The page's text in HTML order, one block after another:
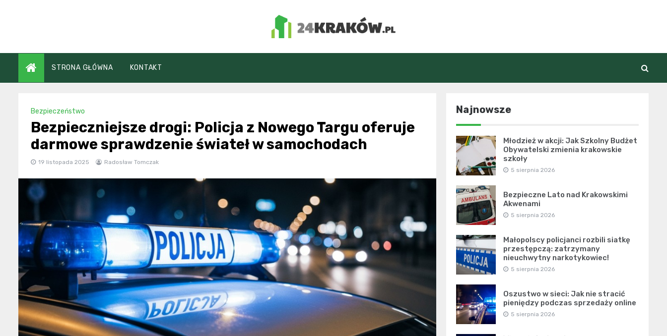
24Kraków.pl
STRONA GŁÓWNA KONTAKT
Bezpieczeństwo
Bezpieczniejsze drogi: Policja z Nowego Targu oferuje
darmowe sprawdzenie świateł w samochodach
19 listopada 2025 Radosław Tomczak
Najnowsze
Młodzież w akcji: Jak Szkolny Budżet
Obywatelski zmienia krakowskie
szkoły
5 sierpnia 2026
Bezpieczne Lato nad Krakowskimi
Akwenami
5 sierpnia 2026
Małopolscy policjanci rozbili siatkę
przestępczą: zatrzymany
nieuchwytny narkotykowiec!
5 sierpnia 2026
Oszustwo w sieci: Jak nie stracić
pieniędzy podczas sprzedaży online
5 sierpnia 2026